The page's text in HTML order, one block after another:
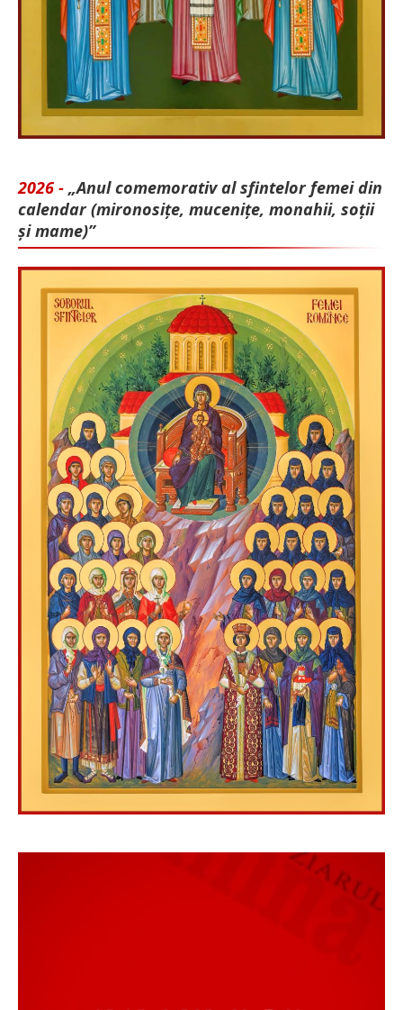
2026 - „Anul comemorativ al sfintelor femei din
calendar (mironosițe, mu­cenițe, monahii, soții
și mame)”